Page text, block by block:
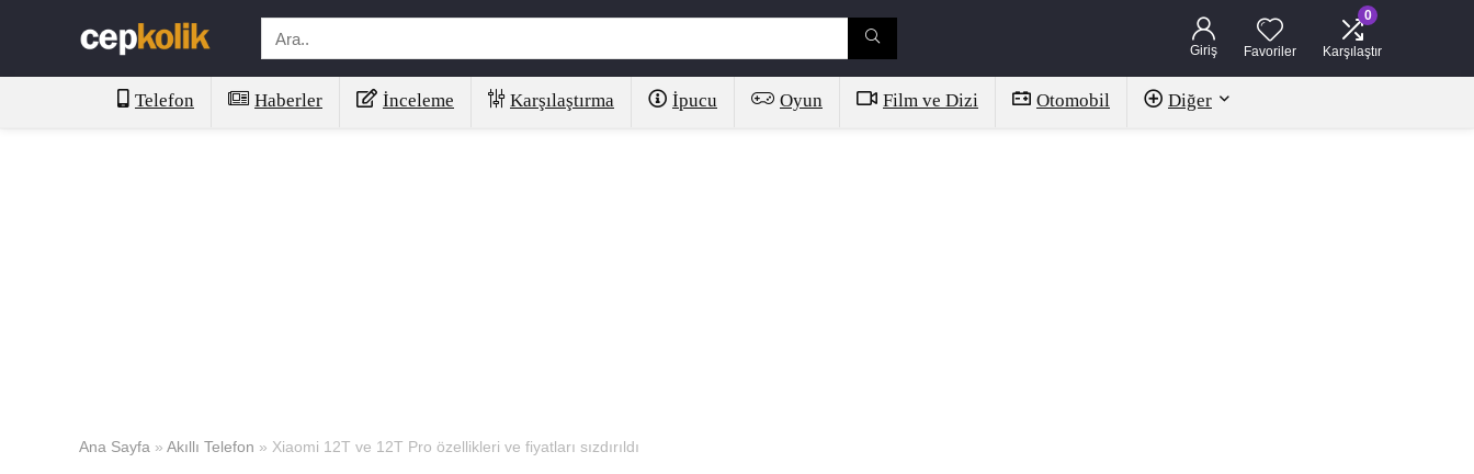
Giriş Favoriler
0
Karşılaştır
Telefon Haberler İnceleme Karşılaştırma İpucu Oyun Film ve Dizi Otomobil Diğer
Ana Sayfa » Akıllı Telefon » Xiaomi 12T ve 12T Pro özellikleri ve fiyatları sızdırıldı